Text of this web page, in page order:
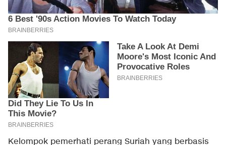
Kelompok pemerhati perang Suriah yang berbasis